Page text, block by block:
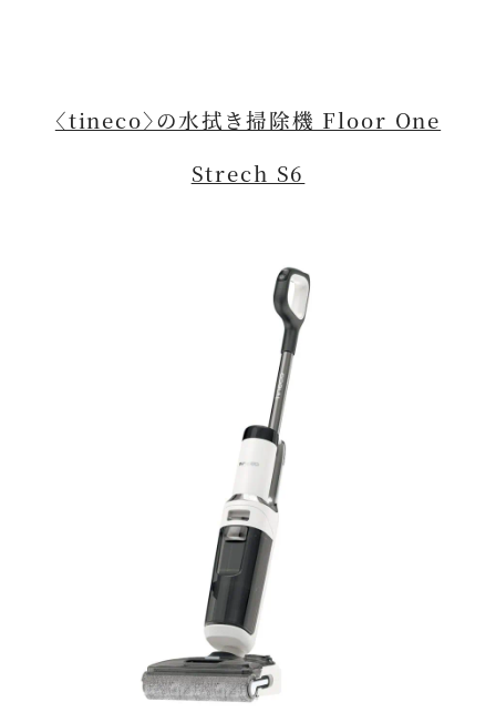
〈tineco〉の水拭き掃除機 Floor One
Strech S6